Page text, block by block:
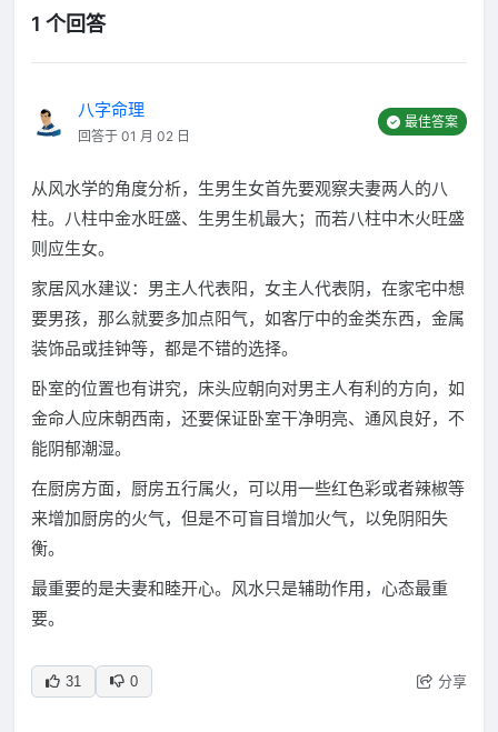
1 个回答
八字命理
回答于 01 月 02 日
最佳答案
从风水学的角度分析，生男生女首先要观察夫妻两人的八
柱。八柱中金水旺盛、生男生机最大；而若八柱中木火旺盛
则应生女。
家居风水建议：男主人代表阳，女主人代表阴，在家宅中想
要男孩，那么就要多加点阳气，如客厅中的金类东西，金属
装饰品或挂钟等，都是不错的选择。
卧室的位置也有讲究，床头应朝向对男主人有利的方向，如
金命人应床朝西南，还要保证卧室干净明亮、通风良好，不
能阴郁潮湿。
在厨房方面，厨房五行属火，可以用一些红色彩或者辣椒等
来增加厨房的火气，但是不可盲目增加火气，以免阴阳失
衡。
最重要的是夫妻和睦开心。风水只是辅助作用，心态最重
要。
31 0 分享